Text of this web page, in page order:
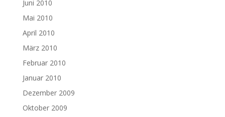
Juni 2010
Mai 2010
April 2010
März 2010
Februar 2010
Januar 2010
Dezember 2009
Oktober 2009